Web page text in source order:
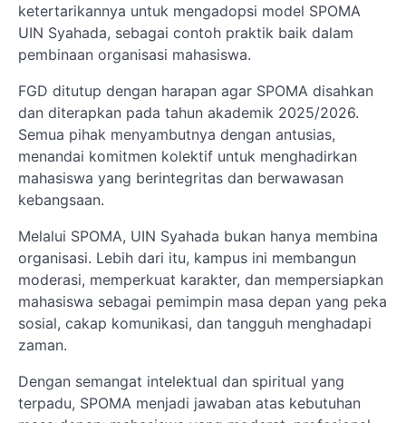
ketertarikannya untuk mengadopsi model SPOMA
UIN Syahada, sebagai contoh praktik baik dalam
pembinaan organisasi mahasiswa.
FGD ditutup dengan harapan agar SPOMA disahkan
dan diterapkan pada tahun akademik 2025/2026.
Semua pihak menyambutnya dengan antusias,
menandai komitmen kolektif untuk menghadirkan
mahasiswa yang berintegritas dan berwawasan
kebangsaan.
Melalui SPOMA, UIN Syahada bukan hanya membina
organisasi. Lebih dari itu, kampus ini membangun
moderasi, memperkuat karakter, dan mempersiapkan
mahasiswa sebagai pemimpin masa depan yang peka
sosial, cakap komunikasi, dan tangguh menghadapi
zaman.
Dengan semangat intelektual dan spiritual yang
terpadu, SPOMA menjadi jawaban atas kebutuhan